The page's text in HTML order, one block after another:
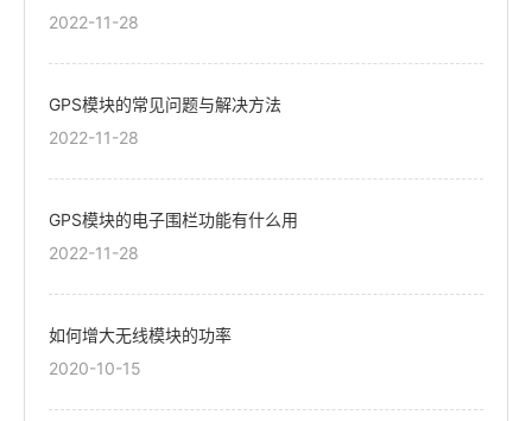
2022-11-28
GPS模块的常见问题与解决方法
2022-11-28
GPS模块的电子围栏功能有什么用
2022-11-28
如何增大无线模块的功率
2020-10-15